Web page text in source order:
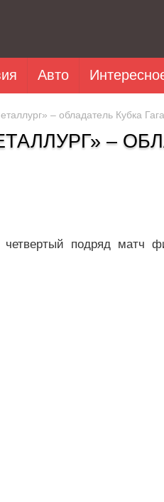
Авто
– обладатель Кубка
–
четвертый подряд матч